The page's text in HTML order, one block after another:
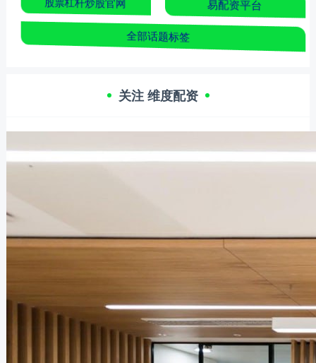
股票杠杆炒股官网 易配资平台
全部话题标签
关注 维度配资